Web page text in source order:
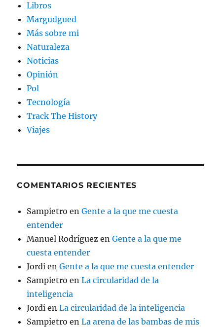
Libros
Margudgued
Más sobre mi
Naturaleza
Noticias
Opinión
Pol
Tecnología
Track The History
Viajes
COMENTARIOS RECIENTES
Sampietro enGente a la que me cuesta
entender
Manuel Rodríguez enGente a la que me
cuesta entender
Jordi enGente a la que me cuesta entender
Sampietro enLa circularidad de la
inteligencia
Jordi enLa circularidad de la inteligencia
Sampietro enLa arena de las bambas de mis